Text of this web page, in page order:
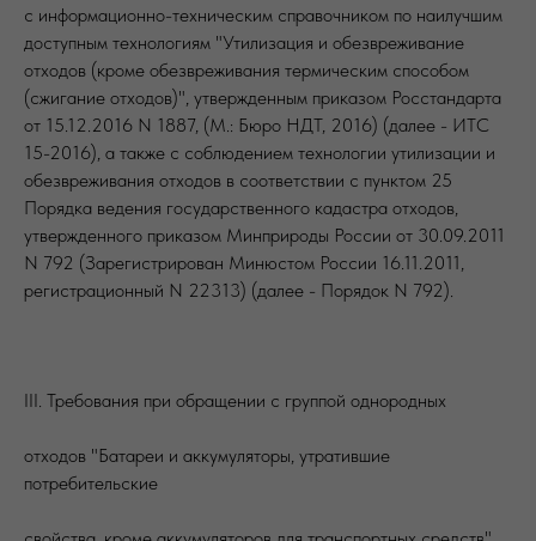
с информационно-техническим справочником по наилучшим
доступным технологиям "Утилизация и обезвреживание
отходов (кроме обезвреживания термическим способом
(сжигание отходов)", утвержденным приказом Росстандарта
от 15.12.2016 N 1887, (М.: Бюро НДТ, 2016) (далее - ИТС
15-2016), а также с соблюдением технологии утилизации и
обезвреживания отходов в соответствии с пунктом 25
Порядка ведения государственного кадастра отходов,
утвержденного приказом Минприроды России от 30.09.2011
N 792 (Зарегистрирован Минюстом России 16.11.2011,
регистрационный N 22313) (далее - Порядок N 792).
III. Требования при обращении с группой однородных
отходов "Батареи и аккумуляторы, утратившие
потребительские